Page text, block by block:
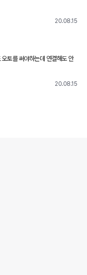
20.08.15
토를 써야하는데 연결해도 안
20.08.15